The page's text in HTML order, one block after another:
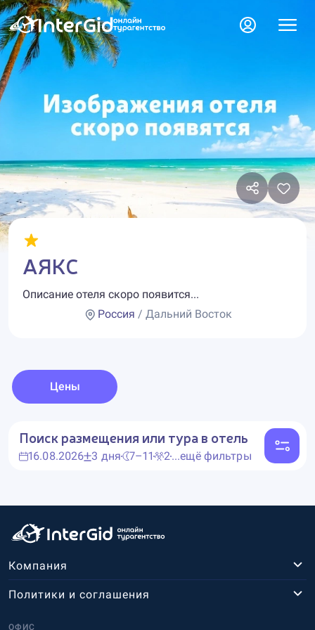
АЯКС
Описание отеля скоро появится...
Россия / Дальний Восток
Цены
Поиск размещения или тура в отель
16.08.2026 3 дня 7–11 2...ещё фильтры
Компания
ОФИС
Политики и соглашения